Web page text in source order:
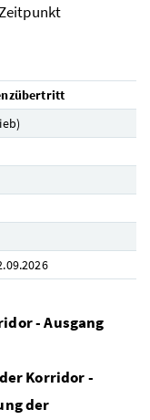
- Ausgang
Korridor -
der